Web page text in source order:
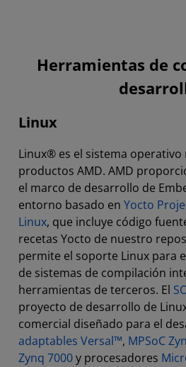
Herramientas de
Linux
Linux® es el sistema
productos AMD. AMD
el marco de desarrollo de
entorno basado en Yocto
Linux, que incluye código
recetas Yocto de nuestro
permite el soporte Linux para
de sistemas de compilación
herramientas de terceros. El
proyecto de desarrollo de
comercial diseñado para el
adaptables Versal™, MPSoC
Zynq 7000y procesadores